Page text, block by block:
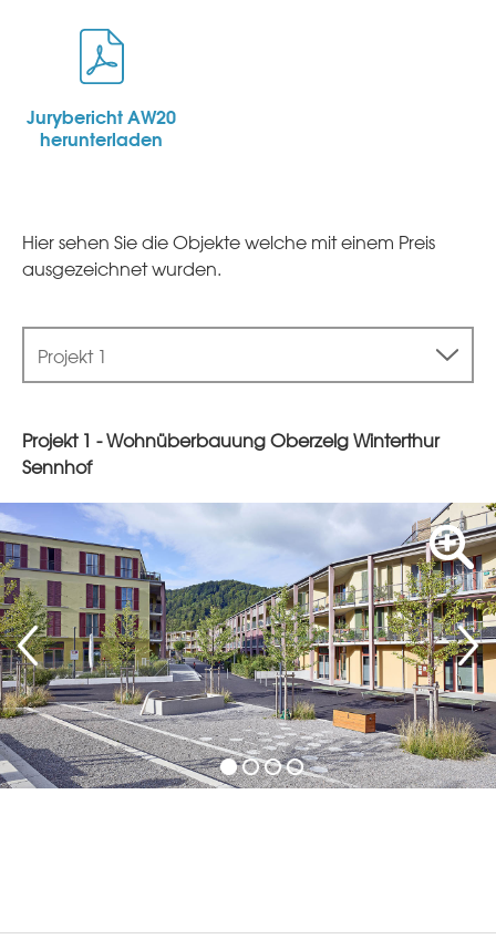
Jurybericht AW20
herunterladen
Hier sehen Sie die Objekte welche mit einem Preis
ausgezeichnet wurden.
Projekt 1
Projekt 1 - Wohnüberbauung Oberzelg Winterthur
Sennhof